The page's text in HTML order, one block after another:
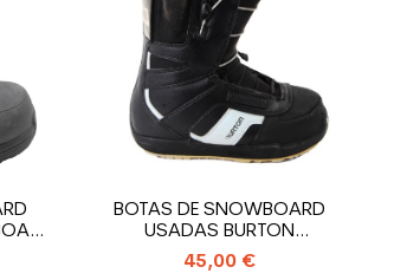
BOTAS DE SNOWBOARD
USADAS BURTON
PROGRESSION SZ W
45,00 €